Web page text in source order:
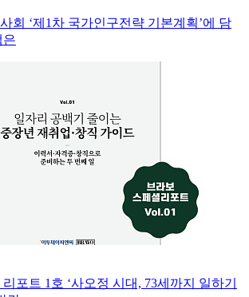
회 ‘제1차 국가인구전략 기본계획’에 담
은
포트 1호 ‘사오정 시대, 73세까지 일하기